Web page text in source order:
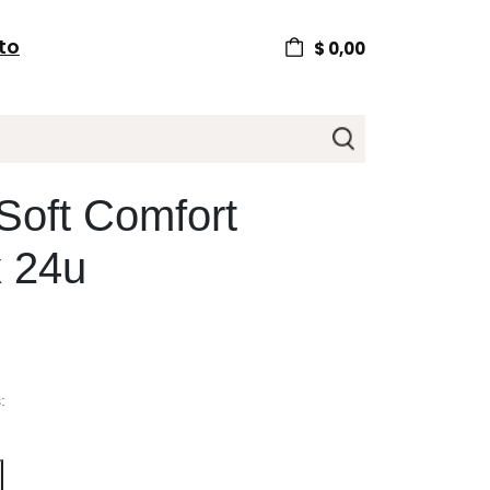
$ 0,00
Comfort
24u